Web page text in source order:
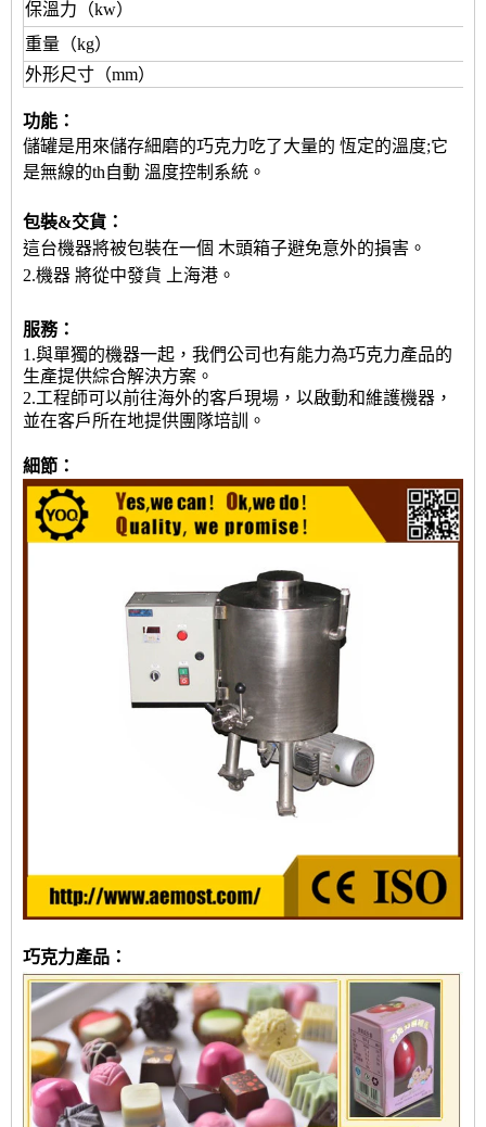
保溫力（kw）
重量（kg）
外形尺寸（mm）
功能：
儲罐是用來儲存細磨的巧克力吃了大量的 恆定的溫度;它
是無線的th自動 溫度控制系統。
包裝&交貨：
這台機器將被包裝在一個 木頭箱子避免意外的損害。
2.機器 將從中發貨 上海港。
服務：
1.與單獨的機器一起，我們公司也有能力為巧克力產品的
生產提供綜合解決方案。
2.工程師可以前往海外的客戶現場，以啟動和維護機器，
並在客戶所在地提供團隊培訓。
細節：
巧克力產品：